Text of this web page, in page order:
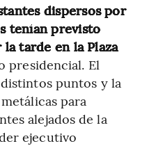
dispersos por
tenían previsto
tarde en la Plaza
presidencial. El
puntos y la
para
alejados de la
ejecutivo